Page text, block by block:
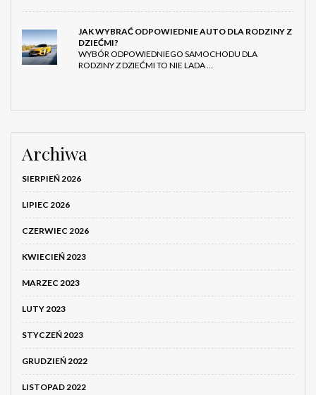
JAK WYBRAĆ ODPOWIEDNIE AUTO DLA RODZINY Z
DZIEĆMI?
WYBÓR ODPOWIEDNIEGO SAMOCHODU DLA
RODZINY Z DZIEĆMI TO NIE LADA …
Archiwa
SIERPIEŃ 2026
LIPIEC 2026
CZERWIEC 2026
KWIECIEŃ 2023
MARZEC 2023
LUTY 2023
STYCZEŃ 2023
GRUDZIEŃ 2022
LISTOPAD 2022